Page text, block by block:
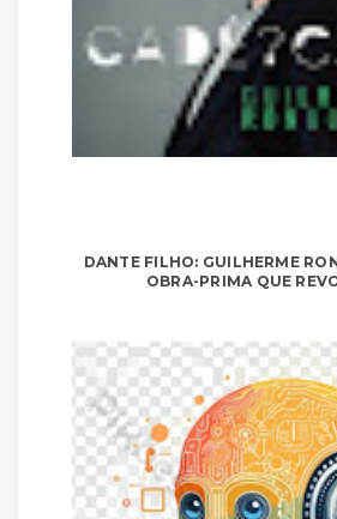
DANTE FILHO: GUILHERME
OBRA-PRIMA QUE